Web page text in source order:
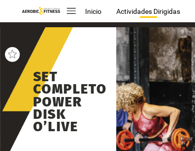
Inicio Actividades Dirigidas
SET
COMPLETO
POWER
DISK
O’LIVE